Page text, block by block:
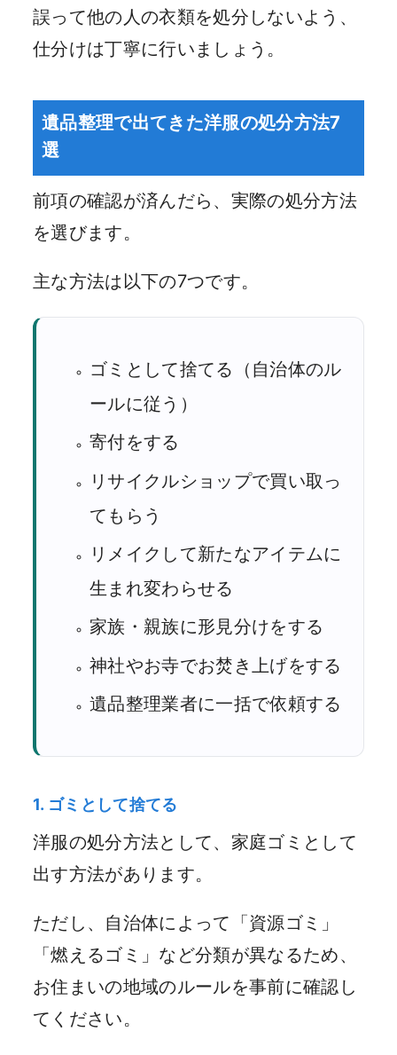
誤って他の人の衣類を処分しないよう、
仕分けは丁寧に行いましょう。
遺品整理で出てきた洋服の処分方法7
選
前項の確認が済んだら、実際の処分方法
を選びます。
主な方法は以下の7つです。
ゴミとして捨てる（自治体のル
ールに従う）
寄付をする
リサイクルショップで買い取っ
てもらう
リメイクして新たなアイテムに
生まれ変わらせる
家族・親族に形見分けをする
神社やお寺でお焚き上げをする
遺品整理業者に一括で依頼する
1. ゴミとして捨てる
洋服の処分方法として、家庭ゴミとして
出す方法があります。
ただし、自治体によって「資源ゴミ」
「燃えるゴミ」など分類が異なるため、
お住まいの地域のルールを事前に確認し
てください。